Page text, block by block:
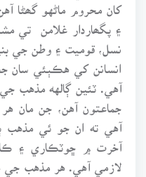
کان محروم ماڻهو گھڻا
۽ پگھاردار غلامن تي
نسل، قوميت ۽ وطن جي
انسانن کي هڪٻئي سان
آهي. ٽئين ڳالهه مذهب
جماعتون آهن، جن مان
آهي ته ان جو ئي مذهب
آخرت ۾ ڇوٽڪاري ۽
لازمي آهي. هر مذهب جي